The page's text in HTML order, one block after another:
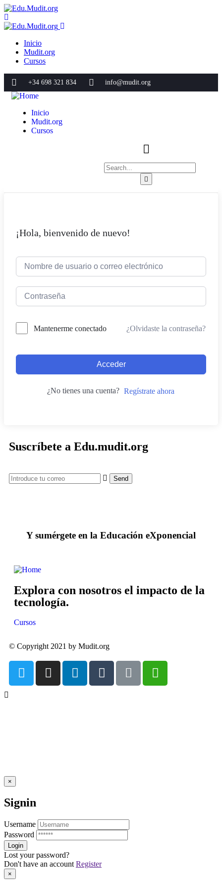
Inicio
Mudit.org
Cursos
+34 698 321 834 info@mudit.org
Inicio
Mudit.org
Cursos
¡Hola, bienvenido de nuevo!
Mantenerme conectado ¿Olvidaste la contraseña?
Acceder
¿No tienes una cuenta? Regístrate ahora
Suscríbete a Edu.mudit.org
Y sumérgete en la Educación eXponencial
Explora con nosotros el impacto de la
tecnología.
Cursos
© Copyright 2021 by Mudit.org
×
Signin
Username
Password
Lost your password?
Don't have an account Register
×